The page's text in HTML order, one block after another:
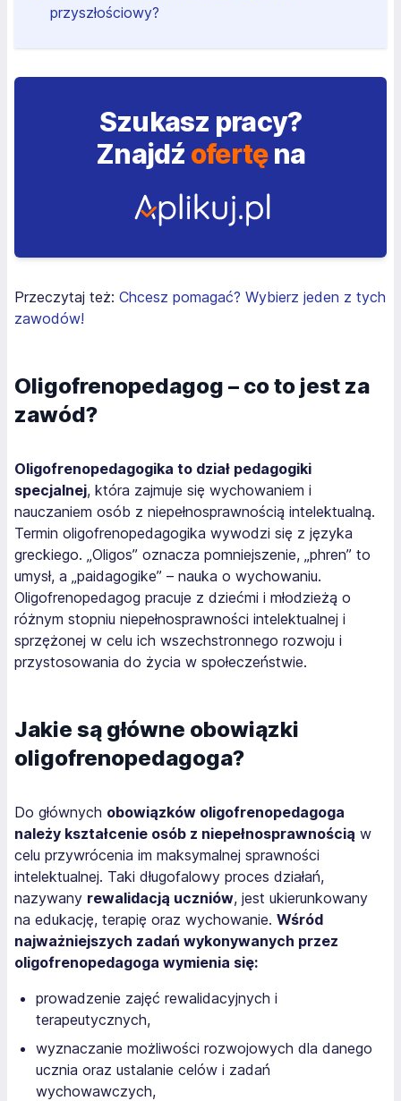
przyszłościowy?
Szukasz pracy?
Znajdź ofertęna
Przeczytaj też: Chcesz pomagać? Wybierz jeden z tych
zawodów!
Oligofrenopedagog – co to jest za
zawód?
Oligofrenopedagogika to dział pedagogiki
specjalnej, która zajmuje się wychowaniem i
nauczaniem osób z niepełnosprawnością intelektualną.
Termin oligofrenopedagogika wywodzi się z języka
greckiego. „Oligos” oznacza pomniejszenie, „phren” to
umysł, a „paidagogike” – nauka o wychowaniu.
Oligofrenopedagog pracuje z dziećmi i młodzieżą o
różnym stopniu niepełnosprawności intelektualnej i
sprzężonej w celu ich wszechstronnego rozwoju i
przystosowania do życia w społeczeństwie.
Jakie są główne obowiązki
oligofrenopedagoga?
Do głównych obowiązków oligofrenopedagoga
należy kształcenie osób z niepełnosprawnością w
celu przywrócenia im maksymalnej sprawności
intelektualnej. Taki długofalowy proces działań,
nazywany rewalidacją uczniów, jest ukierunkowany
na edukację, terapię oraz wychowanie. Wśród
najważniejszych zadań wykonywanych przez
oligofrenopedagoga wymienia się:
prowadzenie zajęć rewalidacyjnych i
terapeutycznych,
wyznaczanie możliwości rozwojowych dla danego
ucznia oraz ustalanie celów i zadań
wychowawczych,